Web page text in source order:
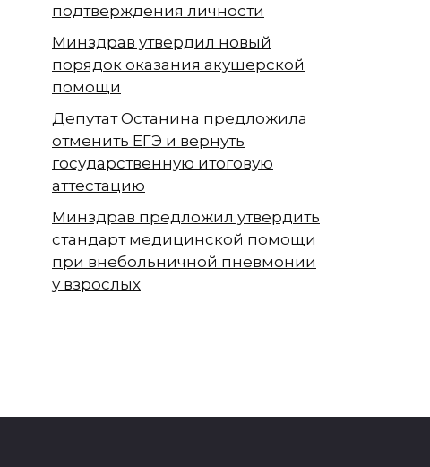
подтверждения личности
Минздрав утвердил новый
порядок оказания акушерской
помощи
Депутат Останина предложила
отменить ЕГЭ и вернуть
государственную итоговую
аттестацию
Минздрав предложил утвердить
стандарт медицинской помощи
при внебольничной пневмонии
у взрослых